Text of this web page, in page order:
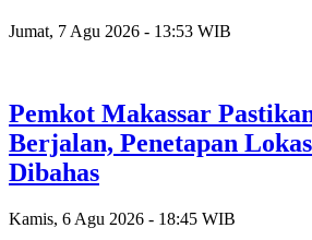
Jumat, 7 Agu 2026 - 13:53 WIB
Pemkot Makassar
Berjalan, Penetapan
Dibahas
Kamis, 6 Agu 2026 - 18:45 WIB